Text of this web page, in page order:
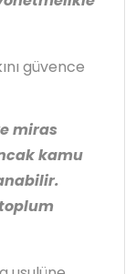
güvence
miras
kamu